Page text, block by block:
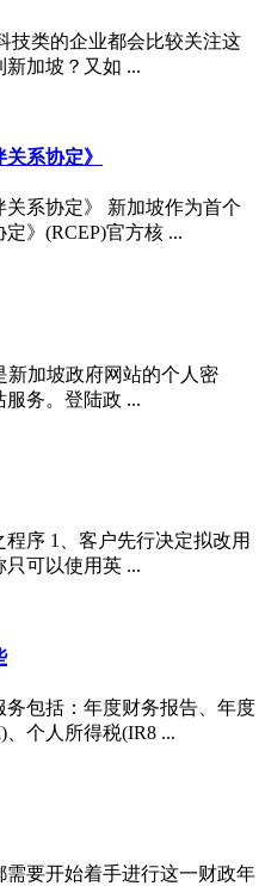
技类的企业都会比较关注这
加坡？又如 ...
系协定》
系协定》 新加坡作为首个
》(RCEP)官方核 ...
新加坡政府网站的个人密
务。登陆政 ...
序 1、客户先行决定拟改用
可以使用英 ...
包括：年度财务报告、年度
个人所得税(IR8 ...
要开始着手进行这一财政年